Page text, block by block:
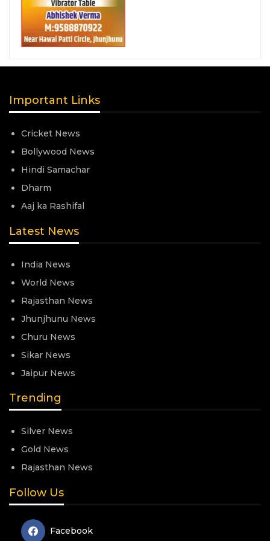
Important Links
Cricket News
Bollywood News
Hindi Samachar
Dharm
Aaj ka Rashifal
Latest News
India News
World News
Rajasthan News
Jhunjhunu News
Churu News
Sikar News
Jaipur News
Trending
Silver News
Gold News
Rajasthan News
Follow Us
Facebook